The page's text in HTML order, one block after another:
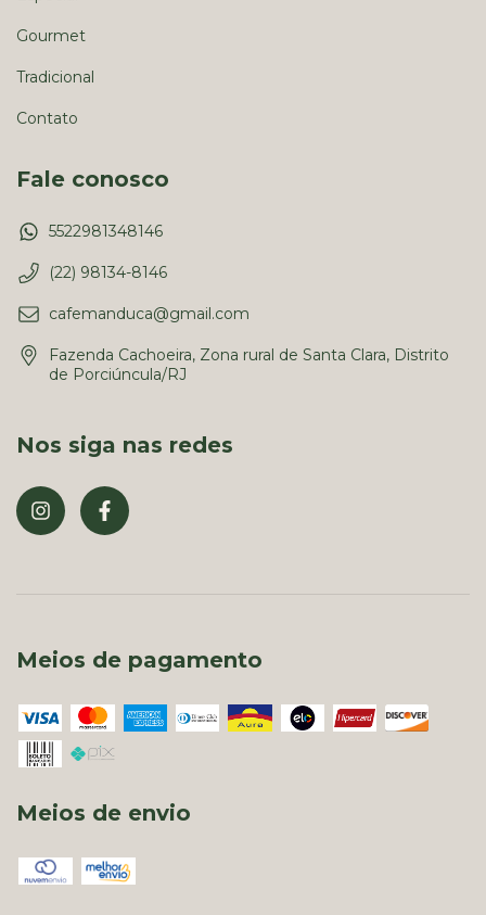
Gourmet
Tradicional
Contato
Fale conosco
5522981348146
(22) 98134-8146
cafemanduca@gmail.com
Fazenda Cachoeira, Zona rural de Santa Clara, Distrito
de Porciúncula/RJ
Nos siga nas redes
Meios de pagamento
Meios de envio